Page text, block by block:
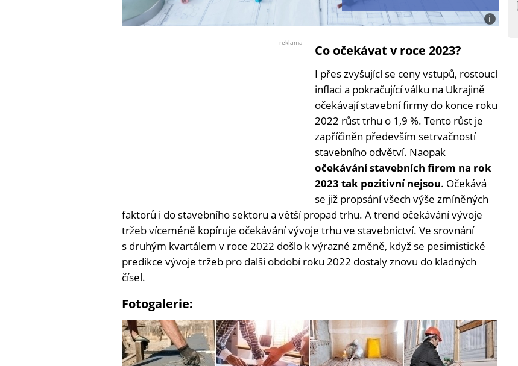
i
Foto:
reklama Co očekávat v roce 2023?
I přes zvyšující se ceny vstupů, rostoucí
inflaci a pokračující válku na Ukrajině
očekávají stavební firmy do konce roku
2022 růst trhu o 1,9 %. Tento růst je
zapříčiněn především setrvačností
stavebního odvětví. Naopak
očekávání stavebních firem na rok
2023 tak pozitivní nejsou. Očekává
se již propsání všech výše zmíněných
faktorů i do stavebního sektoru a větší propad trhu. A trend očekávání vývoje
tržeb víceméně kopíruje očekávání vývoje trhu ve stavebnictví. Ve srovnání
s druhým kvartálem v roce 2022 došlo k výrazné změně, když se pesimistické
predikce vývoje tržeb pro další období roku 2022 dostaly znovu do kladných
čísel.
Fotogalerie: